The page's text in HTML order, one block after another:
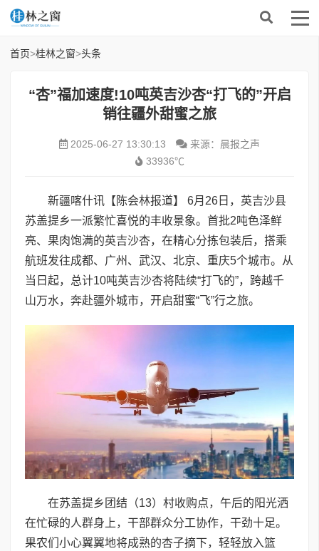
首页>桂林之窗>头条
“杏”福加速度!10吨英吉沙杏“打飞的”开启
销往疆外甜蜜之旅
2025-06-27 13:30:13
来源：晨报之声
33936℃
新疆喀什讯【陈会林报道】 6月26日，英吉沙县
苏盖提乡一派繁忙喜悦的丰收景象。首批2吨色泽鲜
亮、果肉饱满的英吉沙杏，在精心分拣包装后，搭乘
航班发往成都、广州、武汉、北京、重庆5个城市。从
当日起，总计10吨英吉沙杏将陆续“打飞的”，跨越千
山万水，奔赴疆外城市，开启甜蜜“飞”行之旅。
在苏盖提乡团结（13）村收购点，午后的阳光洒
在忙碌的人群身上，干部群众分工协作，干劲十足。
果农们小心翼翼地将成熟的杏子摘下，轻轻放入篮